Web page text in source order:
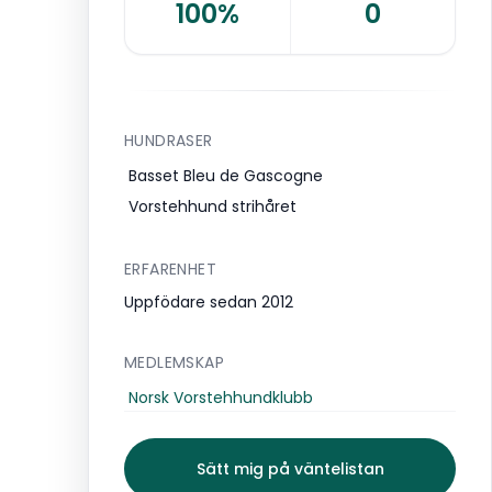
100% 0
HUNDRASER
Basset Bleu de Gascogne
Vorstehhund strihåret
ERFARENHET
Uppfödare sedan 2012
MEDLEMSKAP
Norsk Vorstehhundklubb
Sätt mig på väntelistan